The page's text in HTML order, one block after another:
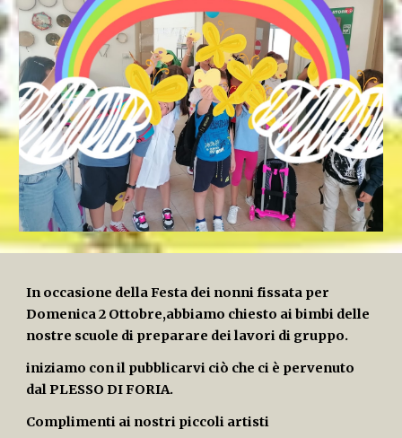
In occasione della Festa dei nonni fissata per
Domenica 2 Ottobre,abbiamo chiesto ai bimbi delle
nostre scuole di preparare dei lavori di gruppo.
iniziamo con il pubblicarvi ciò che ci è pervenuto
dal PLESSO DI FORIA.
Complimenti ai nostri piccoli artisti